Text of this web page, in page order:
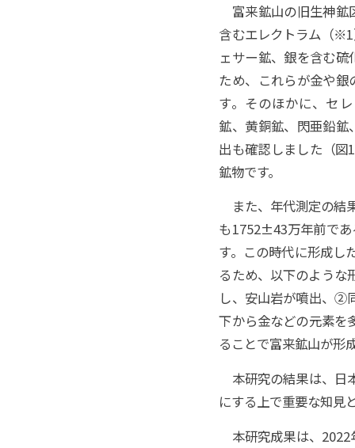
富来鉱山の旧生神鉱
含むエレクトラム（
ェサー鉱、銀を含む
ため、これらが金や
す。そのほかに、セ
鉱、黄銅鉱、閃亜鉛
出も確認しました（図1
鉱物です。
また、年代測定の結
も1752±43万年前であ
す。この時代に形成し
るため、以下のような
し、安山岩が噴出、②
下から金などの元素を
ることで富来鉱山が形
本研究の結果は、日
にする上で重要な知見
本研究成果は、2022